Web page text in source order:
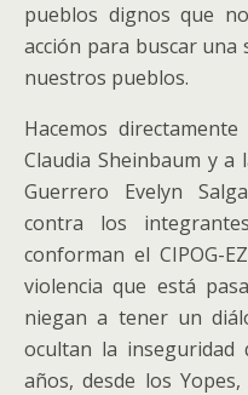
pueblos dignos que
acción para buscar una
nuestros pueblos.
Hacemos
Claudia Sheinbaum y a
Guerrero Evelyn
contra los
conforman el CIPOG-
violencia que está
niegan a tener un
ocultan la inseguridad
años, desde los